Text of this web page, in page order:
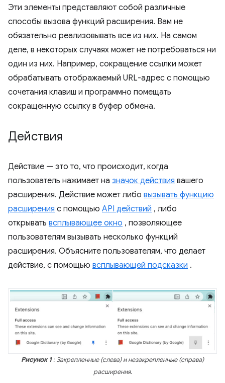
Эти элементы представляют собой различные
способы вызова функций расширения. Вам не
обязательно реализовывать все из них. На самом
деле, в некоторых случаях может не потребоваться ни
один из них. Например, сокращение ссылки может
обрабатывать отображаемый URL-адрес с помощью
сочетания клавиш и программно помещать
сокращенную ссылку в буфер обмена.
Действия
Действие — это то, что происходит, когда
пользователь нажимает на значок действия вашего
расширения. Действие может либо вызывать функцию
расширения с помощью API действий , либо
открывать всплывающее окно , позволяющее
пользователям вызывать несколько функций
расширения. Объясните пользователям, что делает
действие, с помощью всплывающей подсказки .
Рисунок 1: Закрепленные (слева) и незакрепленные (справа)
расширения.